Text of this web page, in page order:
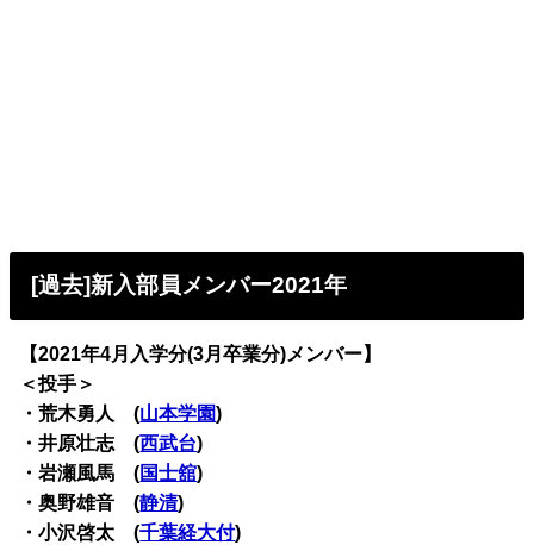
[過去]新入部員メンバー2021年
【2021年4月入学分(3月卒業分)メンバー】
＜投手＞
・荒木勇人 (山本学園)
・井原壮志 (西武台)
・岩瀬風馬 (国士舘)
・奥野雄音 (静清)
・小沢啓太 (千葉経大付)